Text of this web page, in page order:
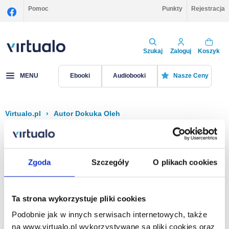
Zgoda Szczegóły O plikach cookies
Ta strona wykorzystuje pliki cookies
Podobnie jak w innych serwisach internetowych, także
na www.virtualo.pl wykorzystywane są pliki cookies oraz
Pomoc Punkty Rejestracja
Szukaj Zaloguj Koszyk
MENU Ebooki Audiobooki Nasze Ceny
Virtualo.pl › Autor Dokuka Oleh
Filtruj Sortuj
Na stronie